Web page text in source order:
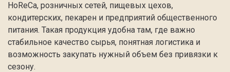
HoReCa, розничных сетей, пищевых цехов,
кондитерских, пекарен и предприятий общественного
питания. Такая продукция удобна там, где важно
стабильное качество сырья, понятная логистика и
возможность закупать нужный объем без привязки к
сезону.